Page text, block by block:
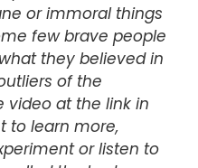
or immoral things
few brave people
they believed in
of the
video at the link in
to learn more,
or listen to